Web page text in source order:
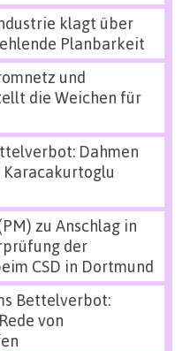
klagt über
Planbarkeit
und
die Weichen für
Dahmen
Karacakurtoglu
zu Anschlag in
der
CSD in Dortmund
Bettelverbot:
von